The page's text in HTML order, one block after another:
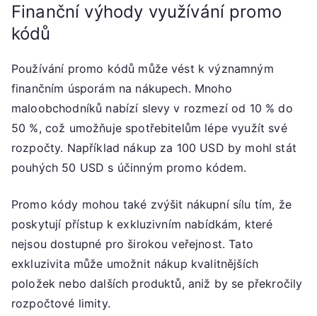
Finanční výhody využívání promo
kódů
Používání promo kódů může vést k významným
finančním úsporám na nákupech. Mnoho
maloobchodníků nabízí slevy v rozmezí od 10 % do
50 %, což umožňuje spotřebitelům lépe využít své
rozpočty. Například nákup za 100 USD by mohl stát
pouhých 50 USD s účinným promo kódem.
Promo kódy mohou také zvýšit nákupní sílu tím, že
poskytují přístup k exkluzivním nabídkám, které
nejsou dostupné pro širokou veřejnost. Tato
exkluzivita může umožnit nákup kvalitnějších
položek nebo dalších produktů, aniž by se překročily
rozpočtové limity.